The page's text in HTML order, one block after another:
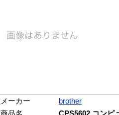
メーカー
brother
商品名
CPS5602 コンピ